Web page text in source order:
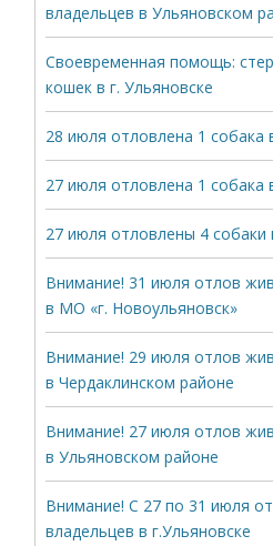
владельцев в Ульяновском
Своевременная помощь:
кошек в г. Ульяновске
28 июля отловлена 1 собака
27 июля отловлена 1 собака
27 июля отловлены 4 собаки
Внимание! 31 июля отлов
в МО «г. Новоульяновск»
Внимание! 29 июля отлов
в Чердаклинском районе
Внимание! 27 июля отлов
в Ульяновском районе
Внимание! С 27 по 31 июля
владельцев в г.Ульяновске